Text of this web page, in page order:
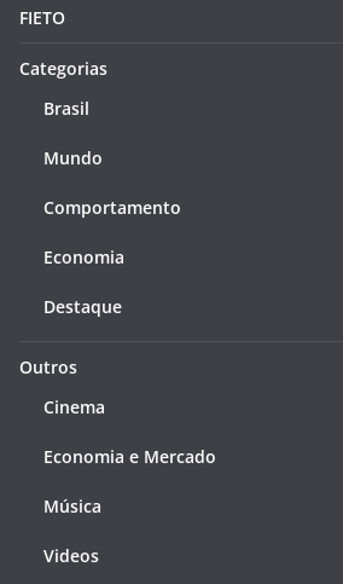
FIETO
Categorias
Brasil
Mundo
Comportamento
Economia
Destaque
Outros
Cinema
Economia e Mercado
Música
Videos